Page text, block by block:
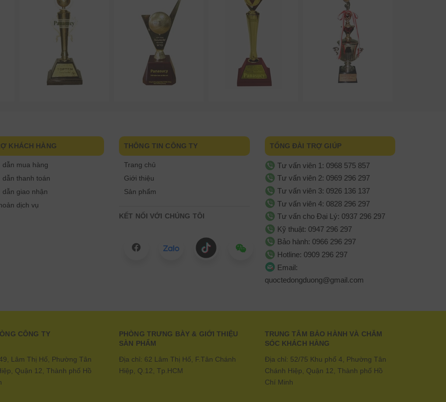
KHÁCH HÀNG
mua hàng
thanh toán
giao nhận
dịch vụ
THÔNG TIN CÔNG TY
Trang chủ
Giới thiệu
Sản phẩm
KẾT NỐI VỚI CHÚNG TÔI
TỔNG ĐÀI TRỢ GIÚP
Tư vấn viên 1: 0968 575 857
Tư vấn viên 2: 0969 296 297
Tư vấn viên 3: 0926 136 137
Tư vấn viên 4: 0828 296 297
Tư vấn cho Đại Lý: 0937 296 297
Kỹ thuật: 0947 296 297
Bảo hành: 0966 296 297
Hotline: 0909 296 297
Email:
quoctedongduong@gmail.com
CÔNG TY
Lâm Thị Hố, Phường Tân
Quận 12, Thành phố Hồ
PHÒNG TRƯNG BÀY & GIỚI THIỆU
SÀN PHẨM
Địa chỉ: 62 Lâm Thị Hố, F.Tân Chánh
Hiệp, Q.12, Tp.HCM
TRUNG TÂM BẢO HÀNH VÀ CHĂM
SÓC KHÁCH HÀNG
Địa chỉ: 52/75 Khu phố 4, Phường Tân
Chánh Hiệp, Quận 12, Thành phố Hồ
Chí Minh